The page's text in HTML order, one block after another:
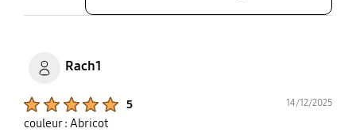
Rach1
5 14/12/2025
couleur : Abricot